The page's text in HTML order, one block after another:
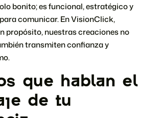
bonito; es funcional, estratégico y
comunicar. En VisionClick,
propósito, nuestras creaciones no
transmiten confianza y
que hablan el
de tu